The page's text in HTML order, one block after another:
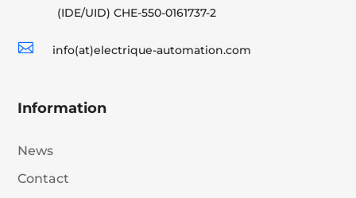
(IDE/UID) CHE-550-0161737-2
 info(at)electrique-automation.com
Information
News
Contact